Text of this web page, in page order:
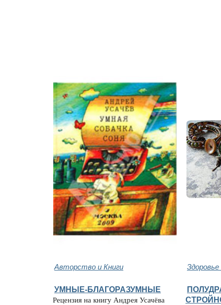
Авторство и Книги
УМНЫЕ-БЛАГОРАЗУМНЫЕ
Рецензия на книгу Андрея Усачёва